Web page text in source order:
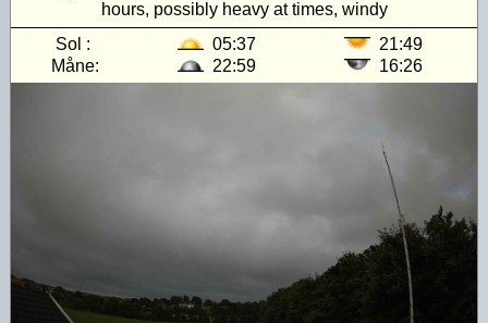
hours, possibly heavy at times, windy
Sol :
05:37
21:49
Måne:
22:59 16:26